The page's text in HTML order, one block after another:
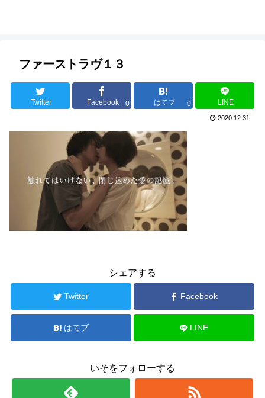
ファーストラヴ１３
Twitter Facebook 0 はてブ 0 LINE
2020.12.31
シェアする
Twitter Facebook
はてブ LINE
いそをフォローする